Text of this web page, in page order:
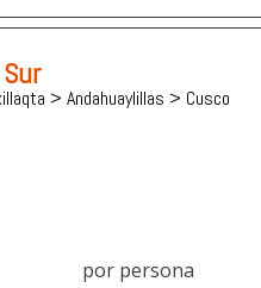
> Andahuaylillas > Cusco
por persona